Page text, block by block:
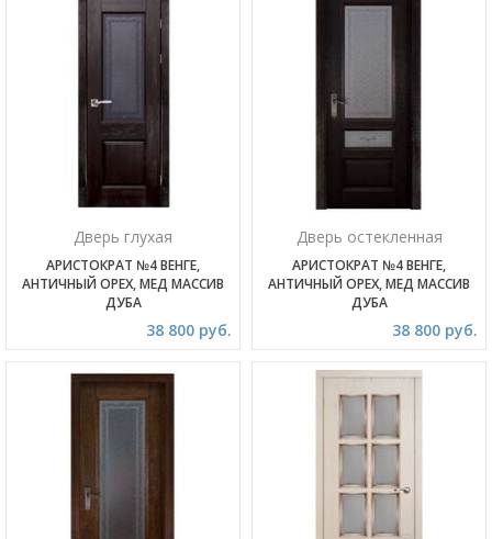
Дверь глухая
АРИСТОКРАТ №4 ВЕНГЕ,
АНТИЧНЫЙ ОРЕХ, МЕД МАССИВ
ДУБА
38 800 руб.
Дверь остекленная
АРИСТОКРАТ №4 ВЕНГЕ,
АНТИЧНЫЙ ОРЕХ, МЕД МАССИВ
ДУБА
38 800 руб.